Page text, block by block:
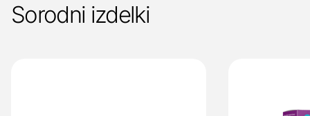
Sorodni izdelki